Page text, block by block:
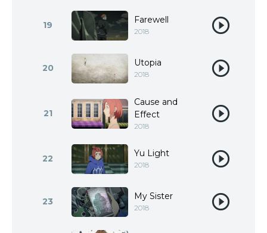
19 Farewell
2018
20 Utopia
2018
21
Cause and
Effect
2018
22 Yu Light
2018
23 My Sister
2018